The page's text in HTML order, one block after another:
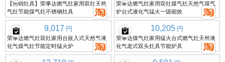
【热销灶具】荣事达燃气灶家用双灶天然
气灶节能煤气灶不锈钢灶具
荣事达燃气灶家用双灶煤气灶天然气煤气
炉台式液化气猛火一级能效
9,017 円
荣事达燃气灶双灶家用台嵌入式天然气液
化气煤气灶节能定时猛火炉
10,205 円
荣事达煤气灶家用猛火台式燃气灶天然液
化气老式双头灶具节能炉具